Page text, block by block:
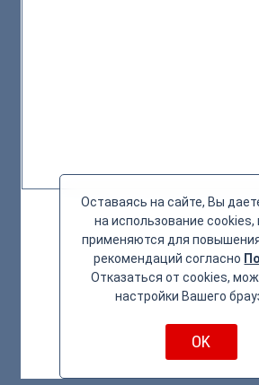
Оставаясь на сайте, Вы
на использование cookies,
применяются для
рекомендаций согласно
Отказаться от cookies,
настройки Вашего
OK